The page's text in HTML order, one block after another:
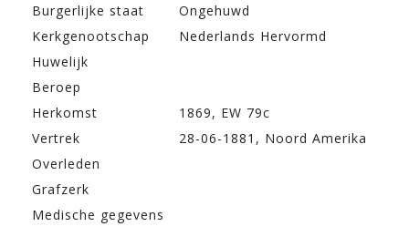
Burgerlijke staat
Ongehuwd
Kerkgenootschap
Nederlands Hervormd
Huwelijk
Beroep
Herkomst
1869, EW 79c
Vertrek
28-06-1881, Noord Amerika
Overleden
Grafzerk
Medische gegevens